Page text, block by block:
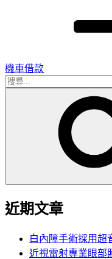
機車借款
搜
近期文章
白內障手術採用超
近視雷射專業眼部